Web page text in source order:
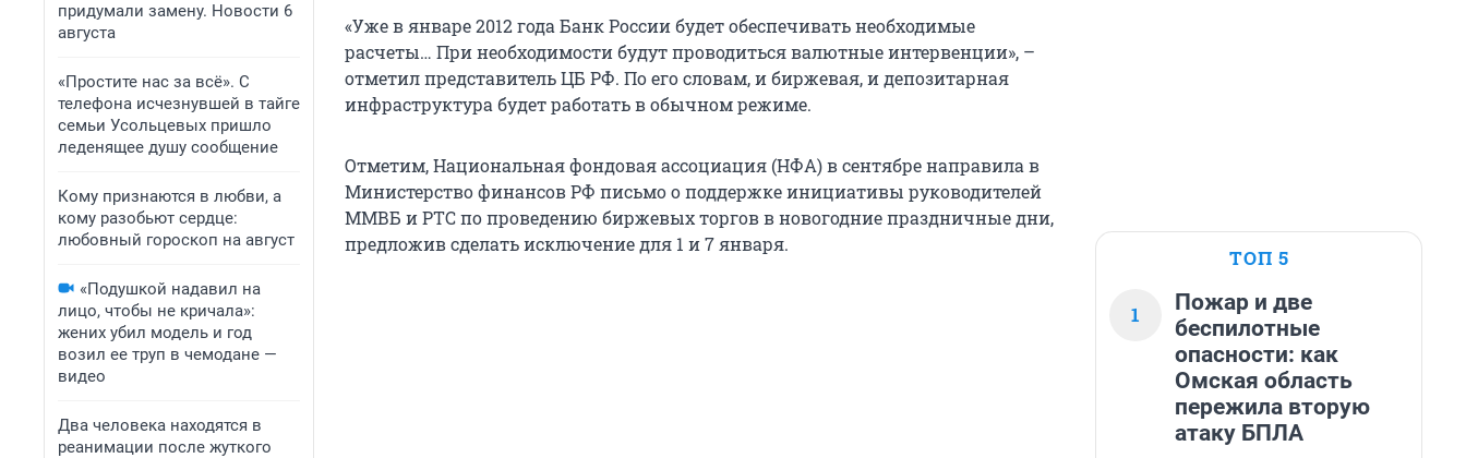
придумали замену. Новости 6
августа
«Простите нас за всё». С
телефона исчезнувшей в тайге
семьи Усольцевых пришло
леденящее душу сообщение
Кому признаются в любви, а
кому разобьют сердце:
любовный гороскоп на август
«Подушкой надавил на
лицо, чтобы не кричала»:
жених убил модель и год
возил ее труп в чемодане —
видео
Два человека находятся в
реанимации после жуткого
«Уже в январе 2012 года Банк России будет обеспечивать необходимые
расчеты… При необходимости будут проводиться валютные интервенции», –
отметил представитель ЦБ РФ. По его словам, и биржевая, и депозитарная
инфраструктура будет работать в обычном режиме.
Отметим, Национальная фондовая ассоциация (НФА) в сентябре направила в
Министерство финансов РФ письмо о поддержке инициативы руководителей
ММВБ и РТС по проведению биржевых торгов в новогодние праздничные дни,
предложив сделать исключение для 1 и 7 января.
ТОП 5
1
Пожар и две
беспилотные
опасности: как
Омская область
пережила вторую
атаку БПЛА